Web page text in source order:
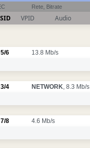
Rete, Bitrate
SID VPID Audio
5/6 13.8 Mb/s
3/4 NETWORK , 8.3 Mb/s
7/8 4.6 Mb/s